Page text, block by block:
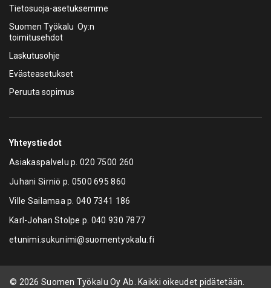
Tietosuoja-asetuksemme
Suomen Työkalu Oy:n
toimitusehdot
Laskutusohje
Evästeasetukset
Peruuta sopimus
Yhteystiedot
Asiakaspalvelu p.020 7500 260
Juhani Sirniö p. 0500 695 860
Ville Sailamaa p.040 7341 186
Karl-Johan Stolpe p. 040 930 7877
etunimi.sukunimi@suomentyokalu.fi
© 2026 Suomen Työkalu Oy Ab. Kaikki oikeudet pidätetään.